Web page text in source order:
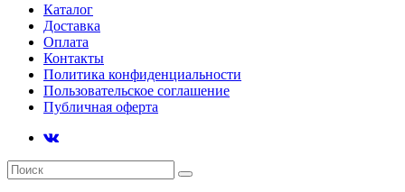
Каталог
Доставка
Оплата
Контакты
Политика конфиденциальности
Пользовательское соглашение
Публичная оферта